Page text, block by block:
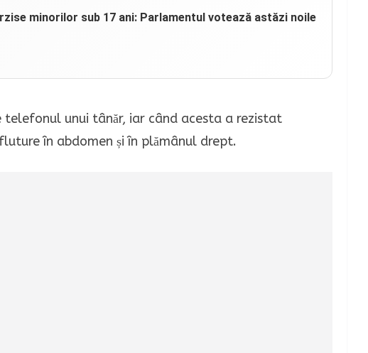
minorilor sub 17 ani: Parlamentul votează astăzi noile
telefonul unui tânăr, iar când acesta a rezistat
în abdomen și în plămânul drept.